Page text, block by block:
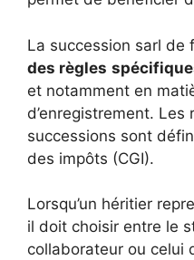
La succession sarl de
des règles
et notamment en
d’enregistrement.
successions sont
des impôts (CGI).
Lorsqu’un héritier
il doit choisir entre le
collaborateur ou celui